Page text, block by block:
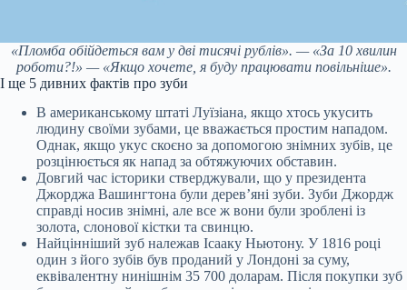
«Пломба обійдеться вам у дві тисячі рублів». — «За 10 хвилин
роботи?!» — «Якщо хочете, я буду працювати повільніше».
І ще 5 дивних фактів про зуби
В американському штаті Луїзіана, якщо хтось укусить
людину своїми зубами, це вважається простим нападом.
Однак, якщо укус скоєно за допомогою знімних зубів, це
розцінюється як напад за обтяжуючих обставин.
Довгий час історики стверджували, що у президента
Джорджа Вашингтона були дерев’яні зуби. Зуби Джордж
справді носив знімні, але все ж вони були зроблені із
золота, слонової кістки та свинцю.
Найцінніший зуб належав Ісааку Ньютону. У 1816 році
один з його зубів був проданий у Лондоні за суму,
еквівалентну нинішнім 35 700 доларам. Після покупки зуб